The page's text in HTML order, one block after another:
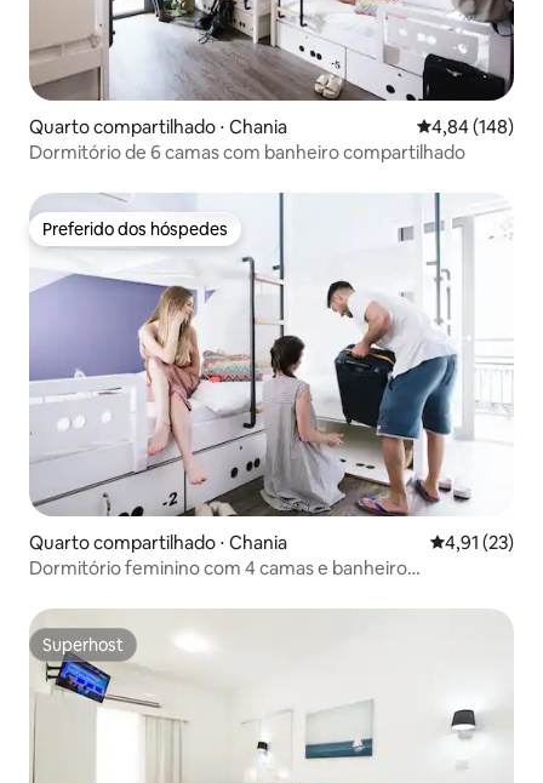
Quarto compartilhado ⋅ Chania 4,84 de uma
4,84 (148)
Dormitório de 6 camas com banheiro compartilhado
Preferido dos hóspedes
Preferido dos hóspedes
Quarto compartilhado ⋅ Chania 4,91 de uma
4,91 (23)
Dormitório feminino com 4 camas e banheiro
Superhost
Superhost